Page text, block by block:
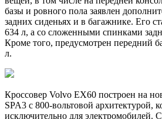
базы и ровного пола заявлен
задних сиденьях и в багажнике. Его
634 л, а со сложенными спинками
Кроме того, предусмотрен передний
л.
Кроссовер Volvo EX60 построен на
SPA3 с 800-вольтовой архитектурой,
исключительно для электромобилей.